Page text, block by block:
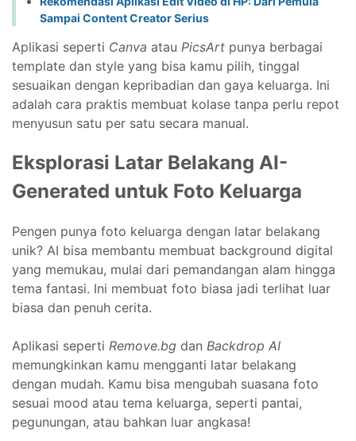
Sampai Content Creator Serius
Aplikasi seperti Canva atau PicsArt punya berbagai
template dan style yang bisa kamu pilih, tinggal
sesuaikan dengan kepribadian dan gaya keluarga. Ini
adalah cara praktis membuat kolase tanpa perlu repot
menyusun satu per satu secara manual.
Eksplorasi Latar Belakang AI-
Generated untuk Foto Keluarga
Pengen punya foto keluarga dengan latar belakang
unik? AI bisa membantu membuat background digital
yang memukau, mulai dari pemandangan alam hingga
tema fantasi. Ini membuat foto biasa jadi terlihat luar
biasa dan penuh cerita.
Aplikasi seperti Remove.bg dan Backdrop AI
memungkinkan kamu mengganti latar belakang
dengan mudah. Kamu bisa mengubah suasana foto
sesuai mood atau tema keluarga, seperti pantai,
pegunungan, atau bahkan luar angkasa!